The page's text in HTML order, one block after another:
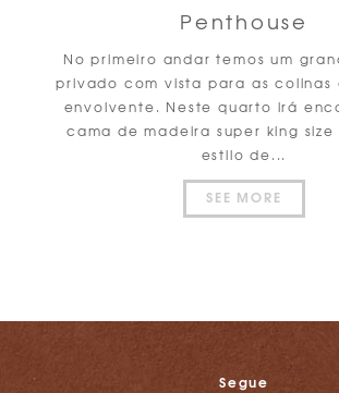
Penthouse
No primeiro andar temos um
privado com vista para as colinas
envolvente. Neste quarto irá
cama de madeira super king size
estilo de...
SEE MORE
Segue